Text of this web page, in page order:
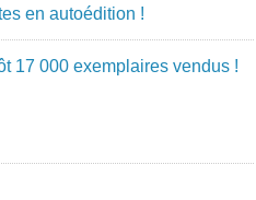
en autoédition !
17 000 exemplaires vendus !